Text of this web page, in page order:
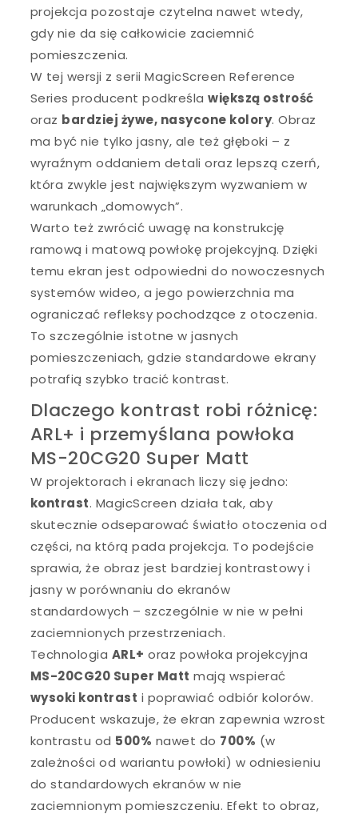
projekcja pozostaje czytelna nawet wtedy,
gdy nie da się całkowicie zaciemnić
pomieszczenia.
W tej wersji z serii MagicScreen Reference
Series producent podkreślawiększą ostrość
oraz bardziej żywe, nasycone kolory. Obraz
ma być nie tylko jasny, ale też głęboki – z
wyraźnym oddaniem detali oraz lepszą czerń,
która zwykle jest największym wyzwaniem w
warunkach „domowych”.
Warto też zwrócić uwagę na konstrukcję
ramową i matową powłokę projekcyjną. Dzięki
temu ekran jest odpowiedni do nowoczesnych
systemów wideo, a jego powierzchnia ma
ograniczać refleksy pochodzące z otoczenia.
To szczególnie istotne w jasnych
pomieszczeniach, gdzie standardowe ekrany
potrafią szybko tracić kontrast.
Dlaczego kontrast robi różnicę:
ARL+ i przemyślana powłoka
MS-20CG20 Super Matt
W projektorach i ekranach liczy się jedno:
kontrast. MagicScreen działa tak, aby
skutecznie odseparować światło otoczenia od
części, na którą pada projekcja. To podejście
sprawia, że obraz jest bardziej kontrastowy i
jasny w porównaniu do ekranów
standardowych – szczególnie w nie w pełni
zaciemnionych przestrzeniach.
Technologia ARL+ oraz powłoka projekcyjna
MS-20CG20 Super Matt mają wspierać
wysoki kontrast i poprawiać odbiór kolorów.
Producent wskazuje, że ekran zapewnia wzrost
kontrastu od 500% nawet do 700% (w
zależności od wariantu powłoki) w odniesieniu
do standardowych ekranów w nie
zaciemnionym pomieszczeniu. Efekt to obraz,